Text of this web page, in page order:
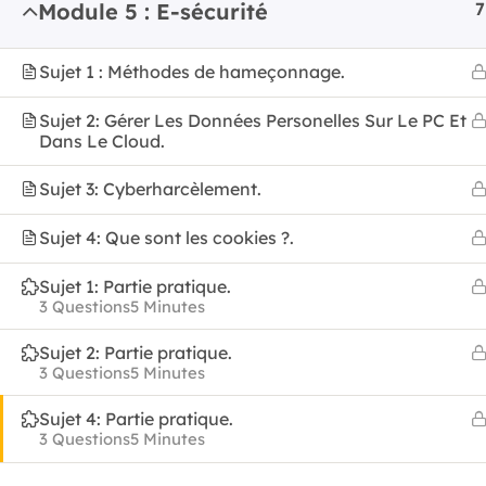
Module 5 : E-sécurité 7
Sujet 1 : Méthodes de hameçonnage.
Sujet 2: Gérer Les Données Personelles Sur Le PC Et
Dans Le Cloud.
Sujet 3: Cyberharcèlement.
Sujet 4: Que sont les cookies ?.
Sujet 1: Partie pratique.
5 Minutes
3 Questions
Sujet 2: Partie pratique.
5 Minutes
3 Questions
Sujet 4: Partie pratique.
5 Minutes
3 Questions